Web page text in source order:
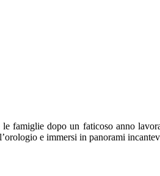
famiglie dopo un faticoso anno
e immersi in panorami